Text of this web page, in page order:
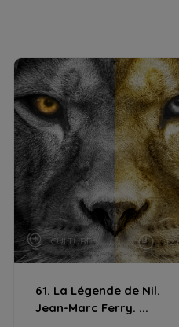
CULTURE 12
61. La Légende de Nil.
Jean-Marc Ferry. ...